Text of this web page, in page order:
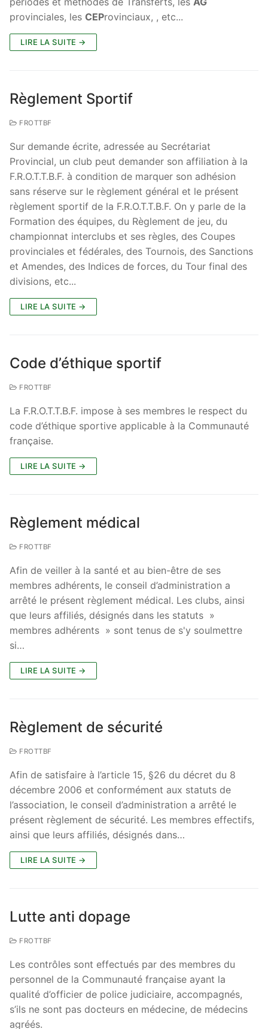
provinciales, les CEProvinciaux, , etc...
LIRE LA SUITE →
Règlement Sportif
FROTTBF
Sur demande écrite, adressée au Secrétariat
Provincial, un club peut demander son affiliation à la
F.R.O.T.T.B.F. à condition de marquer son adhésion
sans réserve sur le règlement général et le présent
règlement sportif de la F.R.O.T.T.B.F. On y parle de la
Formation des équipes, du Règlement de jeu, du
championnat interclubs et ses règles, des Coupes
provinciales et fédérales, des Tournois, des Sanctions
et Amendes, des Indices de forces, du Tour final des
divisions, etc...
LIRE LA SUITE →
Code d’éthique sportif
FROTTBF
La F.R.O.T.T.B.F. impose à ses membres le respect du
code d’éthique sportive applicable à la Communauté
française.
LIRE LA SUITE →
Règlement médical
FROTTBF
Afin de veiller à la santé et au bien-être de ses
membres adhérents, le conseil d’administration a
arrêté le présent règlement médical. Les clubs, ainsi
que leurs affiliés, désignés dans les statuts »
membres adhérents » sont tenus de s'y soulmettre
si…
LIRE LA SUITE →
Règlement de sécurité
FROTTBF
Afin de satisfaire à l’article 15, §26 du décret du 8
décembre 2006 et conformément aux statuts de
l’association, le conseil d’administration a arrêté le
présent règlement de sécurité. Les membres effectifs,
ainsi que leurs affiliés, désignés dans…
LIRE LA SUITE →
Lutte anti dopage
FROTTBF
Les contrôles sont effectués par des membres du
personnel de la Communauté française ayant la
qualité d’officier de police judiciaire, accompagnés,
s’ils ne sont pas docteurs en médecine, de médecins
agréés.